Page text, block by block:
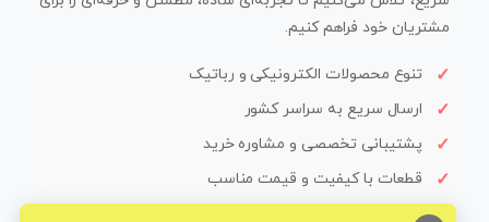
مشتریان خود فراهم کنیم.
تنوع محصولات الکترونیکی و رباتیک
ارسال سریع به سراسر کشور
پشتیبانی تخصصی و مشاوره خرید
قطعات با کیفیت و قیمت مناسب